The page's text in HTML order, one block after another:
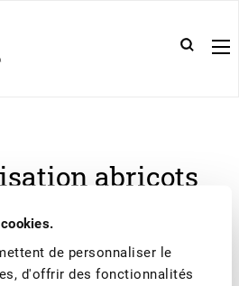
de personnaliser le
d'offrir des fonctionnalités
abricots
POUR LES